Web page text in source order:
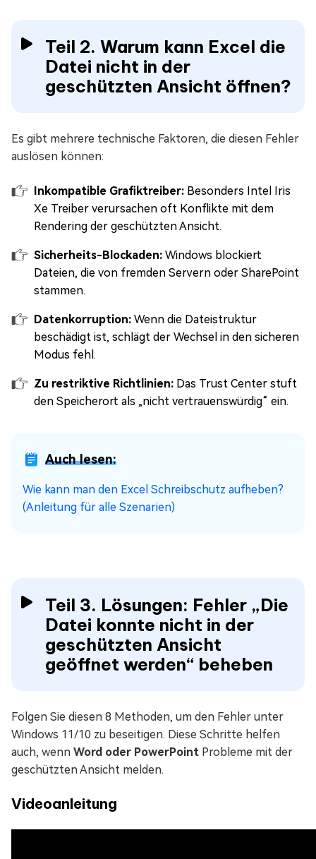
Teil 2. Warum kann Excel die
Datei nicht in der
geschützten Ansicht öffnen?
Es gibt mehrere technische Faktoren, die diesen Fehler
auslösen können:
Inkompatible Grafiktreiber: Besonders Intel Iris
Xe Treiber verursachen oft Konflikte mit dem
Rendering der geschützten Ansicht.
Sicherheits-Blockaden: Windows blockiert
Dateien, die von fremden Servern oder SharePoint
stammen.
Datenkorruption: Wenn die Dateistruktur
beschädigt ist, schlägt der Wechsel in den sicheren
Modus fehl.
Zu restriktive Richtlinien: Das Trust Center stuft
den Speicherort als „nicht vertrauenswürdig“ ein.
Auch lesen:
Wie kann man den Excel Schreibschutz aufheben?
(Anleitung für alle Szenarien)
Teil 3. Lösungen: Fehler „Die
Datei konnte nicht in der
geschützten Ansicht
geöffnet werden“ beheben
Folgen Sie diesen 8 Methoden, um den Fehler unter
Windows 11/10 zu beseitigen. Diese Schritte helfen
auch, wenn Word oder PowerPoint Probleme mit der
geschützten Ansicht melden.
Videoanleitung